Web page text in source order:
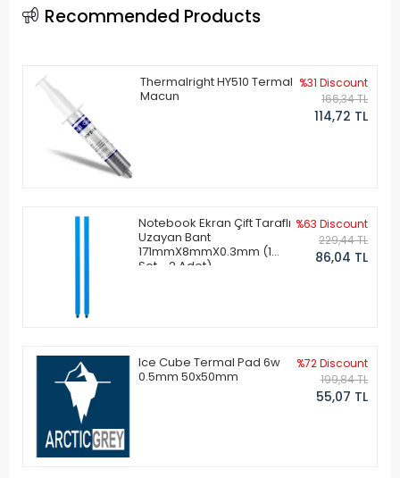
Recommended Products
Thermalright HY510 Termal
Macun
%31 Discount
166,34 TL
114,72 TL
Notebook Ekran Çift Taraflı
Uzayan Bant
171mmX8mmX0.3mm (1
Set - 2 Adet)
%63 Discount
229,44 TL
86,04 TL
Ice Cube Termal Pad 6w
0.5mm 50x50mm
%72 Discount
199,84 TL
55,07 TL